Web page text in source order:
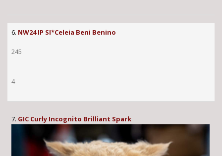
6. NW24 IP SI*Celeia Beni Benino
245
4
7. GIC Curly Incognito Brilliant Spark